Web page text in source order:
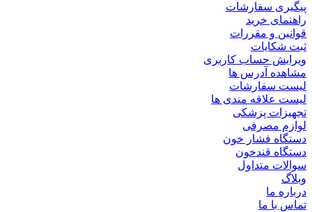
پیگیری سفارشات
راهنمای خرید
قوانین و مقررات
ثبت شکایات
ویرایش حساب کاربری
مشاهده آدرس ها
لیست سفارشات
لیست علاقه مندی ها
تجهیزات پزشکی
لوازم مصرفی
دستگاه فشار خون
دستگاه قندخون
سوالات متداول
وبلاگ
درباره ما
تماس با ما